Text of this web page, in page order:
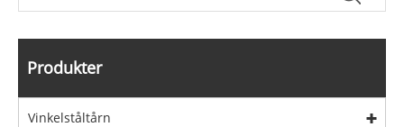
Produkter
Vinkelståltårn